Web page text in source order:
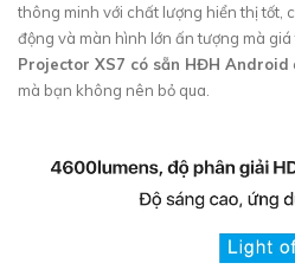
thông minh với chất lượng hiển thị tốt,
động và màn hình lớn ấn tượng mà
Projector XS7 có sẵn HĐH Android
mà bạn không nên bỏ qua.